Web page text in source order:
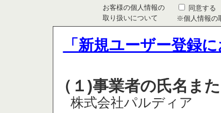
お客様の個人情報の
取り扱いについて
同意する
※個人情報の
「新規ユーザー登録
（１)事業者の氏名ま
株式会社パルディア